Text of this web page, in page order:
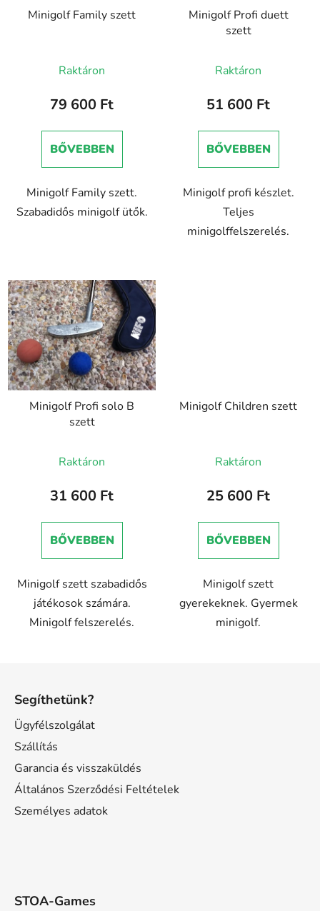
Minigolf Family szett
Raktáron
79 600 Ft
BŐVEBBEN
Minigolf Family szett.
Szabadidős minigolf ütők.
Minigolf Profi duett
szett
Raktáron
51 600 Ft
BŐVEBBEN
Minigolf profi készlet.
Teljes
minigolffelszerelés.
Minigolf Profi solo B
szett
Raktáron
31 600 Ft
BŐVEBBEN
Minigolf szett szabadidős
játékosok számára.
Minigolf felszerelés.
Minigolf Children szett
Raktáron
25 600 Ft
BŐVEBBEN
Minigolf szett
gyerekeknek. Gyermek
minigolf.
Segíthetünk?
Ügyfélszolgálat
Szállítás
Garancia és visszaküldés
Általános Szerződési Feltételek
Személyes adatok
STOA-Games